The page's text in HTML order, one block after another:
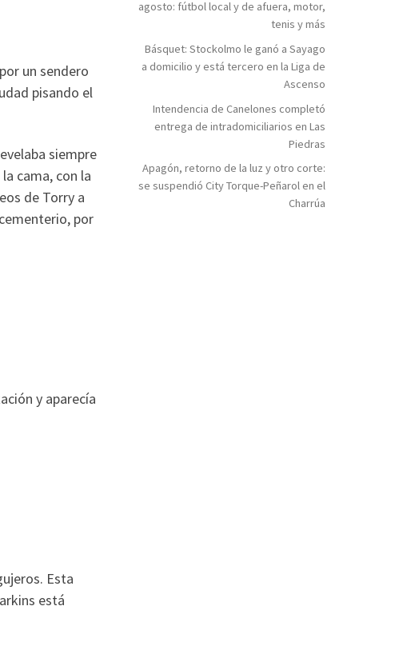
un sendero
pisando el
siempre
cama, con la
de Torry a
por
y aparecía
Esta
está
agosto: fútbol local y de afuera, motor,
tenis y más
Básquet: Stockolmo le ganó a Sayago
a domicilio y está tercero en la Liga de
Ascenso
Intendencia de Canelones completó
entrega de intradomiciliarios en Las
Piedras
Apagón, retorno de la luz y otro corte:
se suspendió City Torque-Peñarol en el
Charrúa